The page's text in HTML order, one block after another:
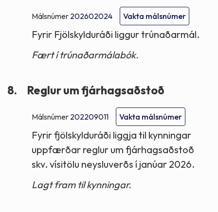
Málsnúmer 202602024 Vakta málsnúmer
Fyrir Fjölskylduráði liggur trúnaðarmál.
Fært í trúnaðarmálabók.
8. Reglur um fjárhagsaðstoð
Málsnúmer 202209011 Vakta málsnúmer
Fyrir fjölskylduráði liggja til kynningar
uppfærðar reglur um fjárhagsaðstoð
skv. vísitölu neysluverðs í janúar 2026.
Lagt fram til kynningar.